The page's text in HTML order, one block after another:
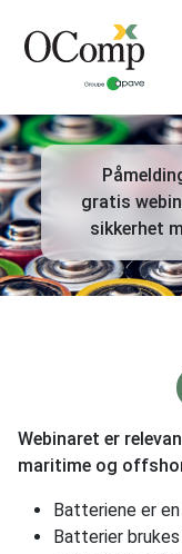
gratis
sikkerhet
Webinaret er
maritime og
Batteriene er
Batterier